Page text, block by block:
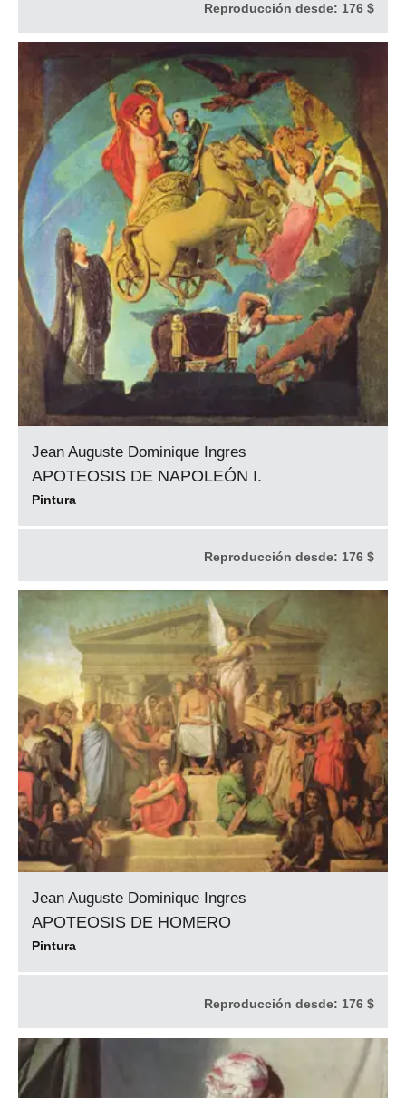
Reproducción desde: 176 $
Jean Auguste Dominique Ingres
APOTEOSIS DE NAPOLEÓN I.
Pintura
Reproducción desde: 176 $
Jean Auguste Dominique Ingres
APOTEOSIS DE HOMERO
Pintura
Reproducción desde: 176 $